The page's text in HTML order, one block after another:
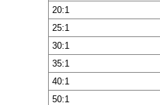
20:1
25:1
30:1
35:1
40:1
50:1